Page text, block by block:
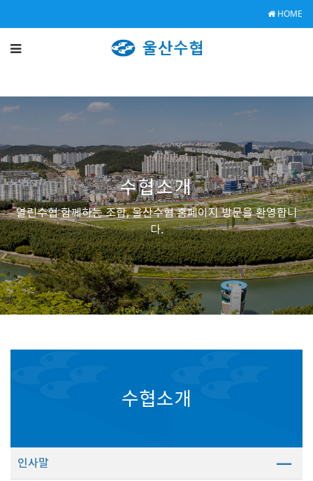
HOME
수협소개
열린수협 함께하는 조합, 울산수협 홈페이지 방문을 환영합니
다.
수협소개
인사말